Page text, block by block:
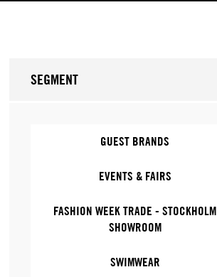
SEGMENT
GUEST BRANDS
EVENTS & FAIRS
FASHION WEEK TRADE - STOCKHOLM
SHOWROOM
SWIMWEAR